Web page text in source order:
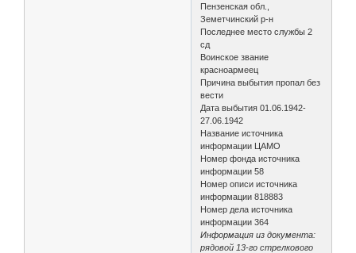
Пензенская обл.,
Земетчинский р-н
Последнее место службы 2
сд
Воинское звание
красноармеец
Причина выбытия пропал без
вести
Дата выбытия 01.06.1942-
27.06.1942
Название источника
информации ЦАМО
Номер фонда источника
информации 58
Номер описи источника
информации 818883
Номер дела источника
информации 364
Информация из документа:
рядовой 13-го стрелкового